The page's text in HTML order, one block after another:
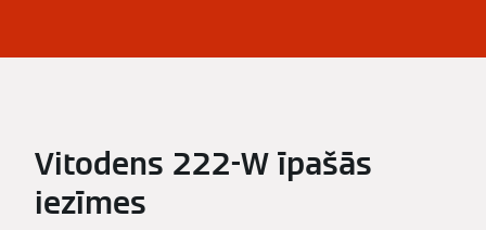
Vitodens 222-W īpašās
iezīmes